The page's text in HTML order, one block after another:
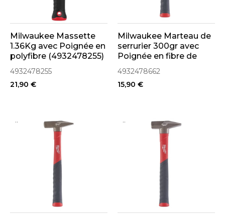
Milwaukee Massette
1.36Kg avec Poignée en
polyfibre (4932478255)
4932478255
21,90 €
Milwaukee Marteau de
serrurier 300gr avec
Poignée en fibre de
verre (4932478662)
4932478662
15,90 €
.. ..